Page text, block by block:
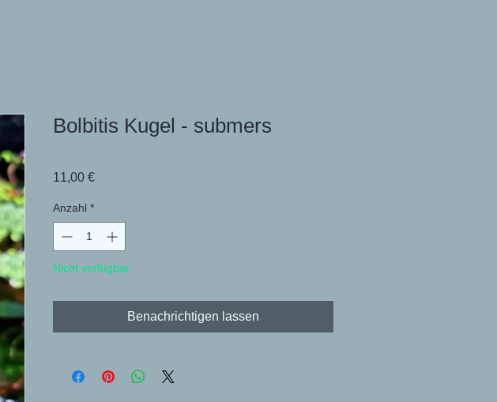
Bolbitis Kugel - submers
11,00 €Preis
Anzahl *
Nicht verfügbar
Benachrichtigen lassen